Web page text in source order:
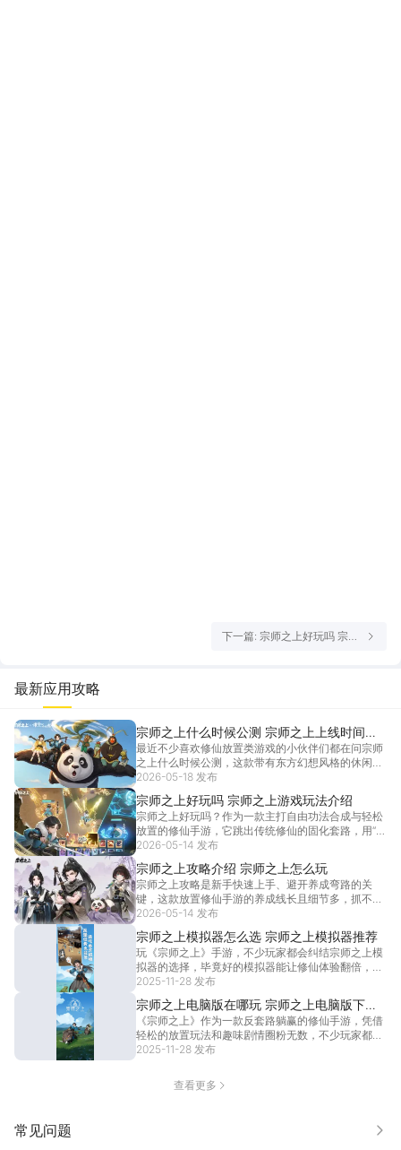
下一篇: 宗师之上好玩吗 宗师
最新应用攻略
宗师之上什么时候公测 宗师之上上线时间介
绍
最近不少喜欢修仙放置类游戏的小伙伴们都在问宗师
之上什么时候公测，这款带有东方幻想风格的休闲新
作最近还联动了浪浪山小妖怪，也是吸引了大批玩家
提前掌握准确的上线日期，做好预约准备，就不会错
过一系列的 [详情]
2026-05-18 发布
宗师之上好玩吗 宗师之上游戏玩法介绍
宗师之上好玩吗？作为一款主打自由功法合成与轻松
放置的修仙手游，它跳出传统修仙的固化套路，用“废
功变神技”的合成玩法和离线成长机制，给玩家带来足
钻研流派搭配的策略党，还是只想轻松挂机养成的休
闲党， [详情]
2026-05-14 发布
宗师之上攻略介绍 宗师之上怎么玩
宗师之上攻略是新手快速上手、避开养成弯路的关
键，这款放置修仙手游的养成线长且细节多，抓不住
重点易浪费资源、拖慢境界进度。宗师之上攻略核心
领奖励到后期功法搭配，每一步都有讲究，想要高效
冲榜、稳 [详情]
2026-05-14 发布
宗师之上模拟器怎么选 宗师之上模拟器推荐
玩《宗师之上》手游，不少玩家都会纠结宗师之上模
拟器的选择，毕竟好的模拟器能让修仙体验翻倍，而
选对宗师之上模拟器，不仅能摆脱手机小屏的限制，
家推荐一个合适的模拟器，让大家可以更好地享受
3D大世界 [详情]
2025-11-28 发布
宗师之上电脑版在哪玩 宗师之上电脑版下载
地址推荐
《宗师之上》作为一款反套路躺赢的修仙手游，凭借
轻松的放置玩法和趣味剧情圈粉无数，不少玩家都想
在电脑上享受更沉浸的体验，宗师之上电脑版也因此
带来更广阔的视野和更舒适的操作，无论是轻功探索
3D大世界 [详情]
2025-11-28 发布
查看更多
常见问题 更多